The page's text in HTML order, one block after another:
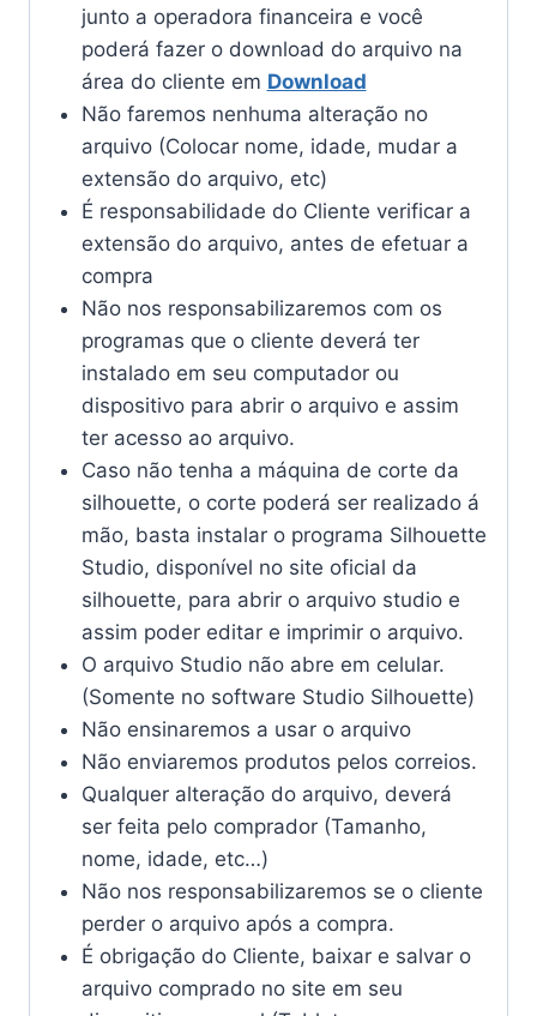
junto a operadora financeira e você
poderá fazer o download do arquivo na
área do cliente em Download
Não faremos nenhuma alteração no
arquivo (Colocar nome, idade, mudar a
extensão do arquivo, etc)
É responsabilidade do Cliente verificar a
extensão do arquivo, antes de efetuar a
compra
Não nos responsabilizaremos com os
programas que o cliente deverá ter
instalado em seu computador ou
dispositivo para abrir o arquivo e assim
ter acesso ao arquivo.
Caso não tenha a máquina de corte da
silhouette, o corte poderá ser realizado á
mão, basta instalar o programa Silhouette
Studio, disponível no site oficial da
silhouette, para abrir o arquivo studio e
assim poder editar e imprimir o arquivo.
O arquivo Studio não abre em celular.
(Somente no software Studio Silhouette)
Não ensinaremos a usar o arquivo
Não enviaremos produtos pelos correios.
Qualquer alteração do arquivo, deverá
ser feita pelo comprador (Tamanho,
nome, idade, etc…)
Não nos responsabilizaremos se o cliente
perder o arquivo após a compra.
É obrigação do Cliente, baixar e salvar o
arquivo comprado no site em seu